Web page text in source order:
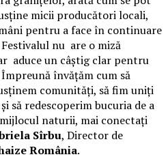
micii producători locali,
pentru a face în continuare
Festivalul nu are o miză
aduce un câștig clar pentru
învățăm cum să
comunități, să fim uniți
să redescoperim bucuria de a
naturii, mai conectați
Sîrbu, Director de
România.